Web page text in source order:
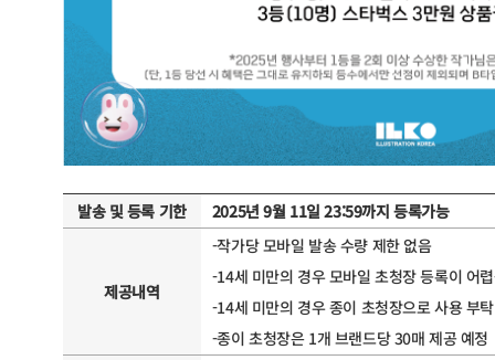
발송 및 등록 기한 2025년 9월 11일 23:59까지 등록가능
제공내역
-작가당 모바일 발송 수량 제한 없음
-14세 미만의 경우 모바일 초청장 등록이 어
-14세 미만의 경우 종이 초청장으로 사용 부
-종이 초청장은 1개 브랜드당 30매 제공 예정